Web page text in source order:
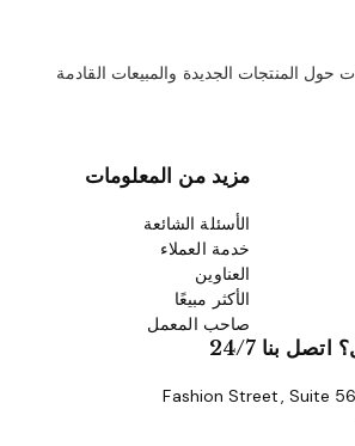
حول المنتجات الجديدة والمبيعات القادمة
مزيد من المعلومات
الأسئلة الشائعة
خدمة العملاء
العناوين
الأكثر مبيعًا
صاحب المعمل
بنا 24/7